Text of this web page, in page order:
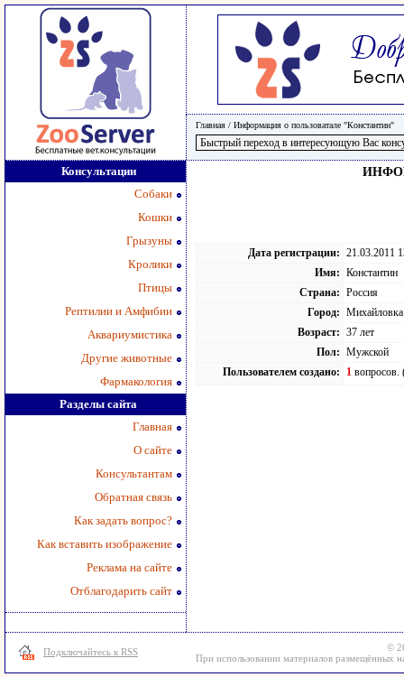
Главная / Информация о пользоватале "Константин"
Консультации
Собаки
Кошки
Грызуны
Кролики
Птицы
Рептилии и Амфибии
Аквариумистика
Другие животные
Фармакология
Разделы сайта
Главная
О сайте
Консультантам
Обратная связь
Как задать вопрос?
Как вставить изображение
Реклама на сайте
Отблагодарить сайт
Дата регистрации: 21.03.2011
Имя: Константин
Страна: Россия
Город: Михайловка
Возраст: 37 лет
Пол: Мужской
Пользователем создано:
1 вопросов.
Подключайтесь к RSS
©
При использовании материалов размещённых